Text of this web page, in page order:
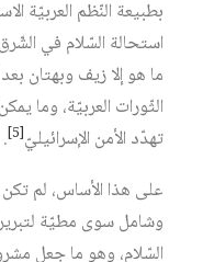
بطبيعة النّظم العربيّة
استحالة السّلام في
ما هو إلا زيف وبهتان
الثّورات العربيّة، وما
تهدّد الأمن الإسرائيليّ[5]
.
على هذا الأساس، لم
وشامل سوى مطيّة
السّلام، وهو ما جعل